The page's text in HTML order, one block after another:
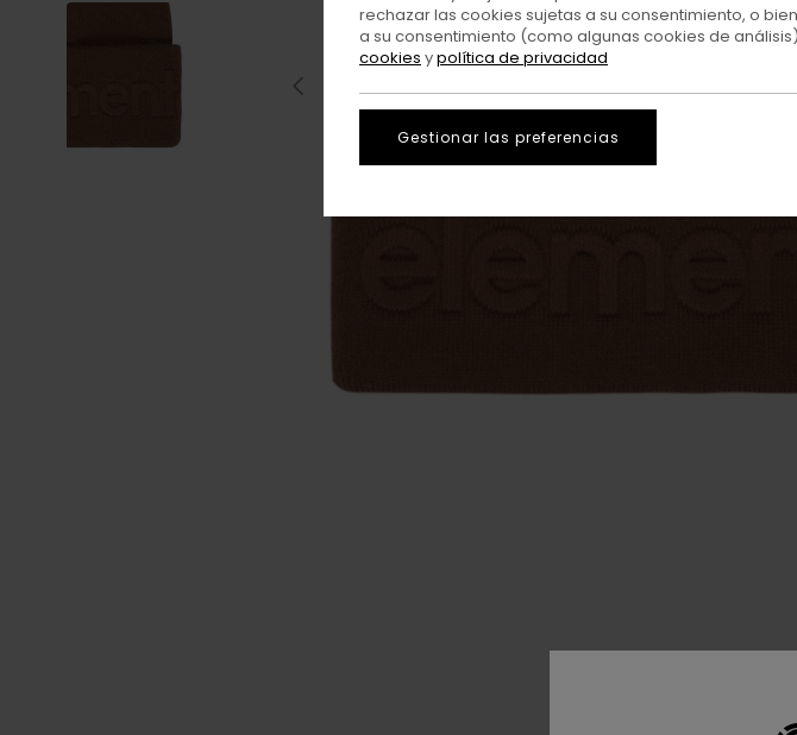
rechazar las cookies sujetas a su consentimiento, o
a su consentimiento (como algunas cookies de
cookies ypolítica de privacidad
Gestionar las preferencias